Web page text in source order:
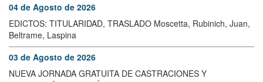
04 de Agosto de 2026
EDICTOS: TITULARIDAD, TRASLADO Moscetta, Rubinich, Juan,
Beltrame, Laspina
03 de Agosto de 2026
NUEVA JORNADA GRATUITA DE CASTRACIONES Y